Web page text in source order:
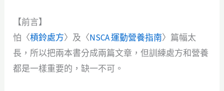
【前言】
怕〈槓鈴處方〉及〈NSCA 運動營養指南〉篇幅太
長，所以把兩本書分成兩篇文章，但訓練處方和營養
都是一樣重要的，缺一不可。